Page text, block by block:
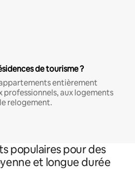
de tourisme ?
entièrement
professionnels, aux logements
relogement.
populaires pour des
et longue durée